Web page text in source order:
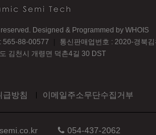
Designed & Programmed by WHOIS
565-88-00577 통신판매업번호 : 2020-경북
김천시 개령면 덕촌4길 30 DST
급방침 이메일주소무단수집거부
054-437-2062